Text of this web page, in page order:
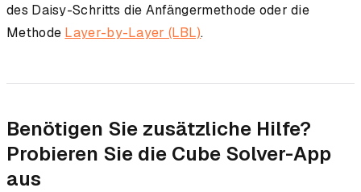
des Daisy-Schritts die Anfängermethode oder die
Methode Layer-by-Layer (LBL).
Benötigen Sie zusätzliche Hilfe?
Probieren Sie die Cube Solver-App
aus